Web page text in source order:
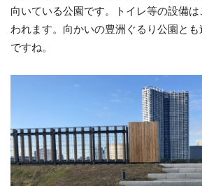
向いている公園です。トイレ等の設備
われます。向かいの豊洲ぐるり公園と
ですね。